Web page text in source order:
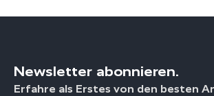
Newsletter abonnieren.
Erfahre als Erstes von den besten